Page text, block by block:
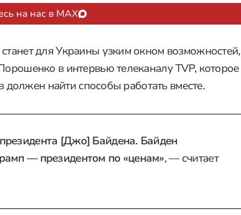
на нас в MAX
для Украины узким окном возможностей,
в интервью телеканалу TVP, которое
найти способы работать вместе.
[Джо] Байдена. Байден
— президентом по «ценам», — считает